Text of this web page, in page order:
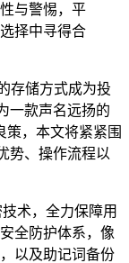
与警惕，平
择中寻得合
存储方式成为投
一款声名远扬的
策，本文将紧紧围
势、操作流程以
术，全力保障用
全防护体系，像
以及助记词备份